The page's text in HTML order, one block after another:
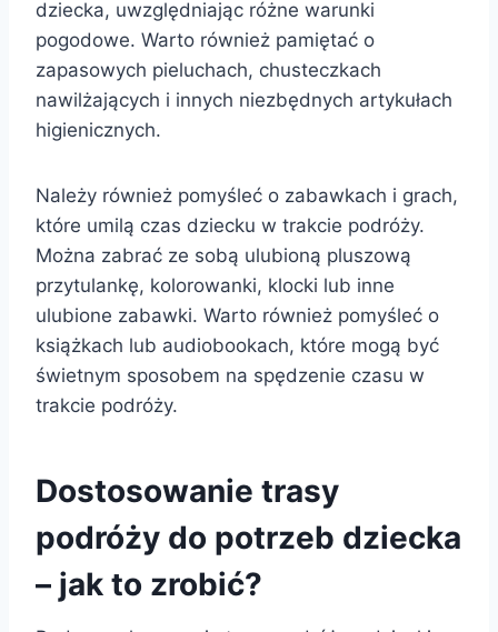
dziecka, uwzględniając różne warunki
pogodowe. Warto również pamiętać o
zapasowych pieluchach, chusteczkach
nawilżających i innych niezbędnych artykułach
higienicznych.
Należy również pomyśleć o zabawkach i grach,
które umilą czas dziecku w trakcie podróży.
Można zabrać ze sobą ulubioną pluszową
przytulankę, kolorowanki, klocki lub inne
ulubione zabawki. Warto również pomyśleć o
książkach lub audiobookach, które mogą być
świetnym sposobem na spędzenie czasu w
trakcie podróży.
Dostosowanie trasy
podróży do potrzeb dziecka
– jak to zrobić?